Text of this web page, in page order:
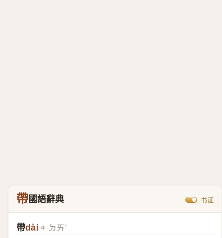
帶國語辭典 书证
帶dài ㄉㄞˋ